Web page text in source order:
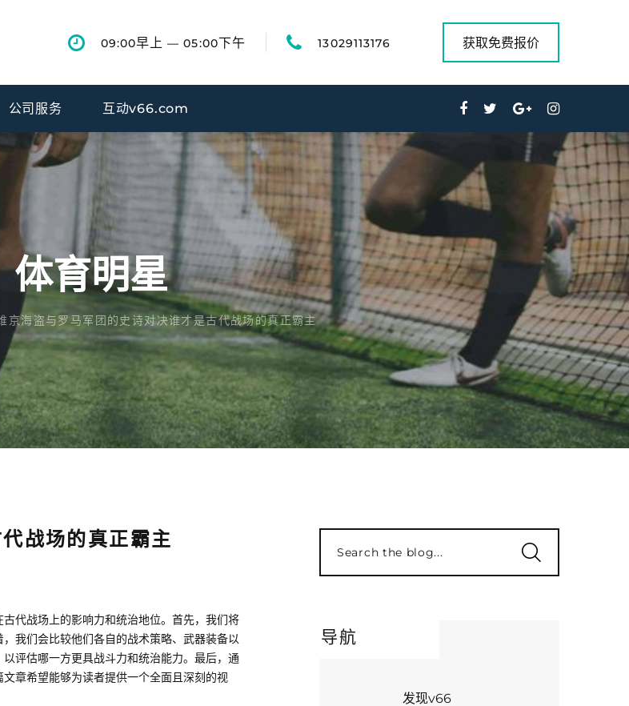
09:00早上 — 05:00下午 13029113176 获取免费报价
公司服务 互动v66.com
体育明星
京海盗与罗马军团的史诗对决谁才是古代战场的真正霸主
战场的真正霸主
代战场上的影响力和统治地位。首先，我们将
我们会比较他们各自的战术策略、武器装备以
评估哪一方更具战斗力和统治能力。最后，通
章希望能够为读者提供一个全面且深刻的视
Search the blog...
导航
发现v66